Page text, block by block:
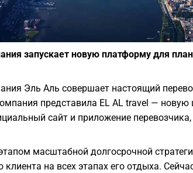
запускает новую платформу для
Эль Аль совершает настоящий
представила EL AL travel —
сайт и приложение
масштабной долгосрочной
на всех этапах его отдыха.